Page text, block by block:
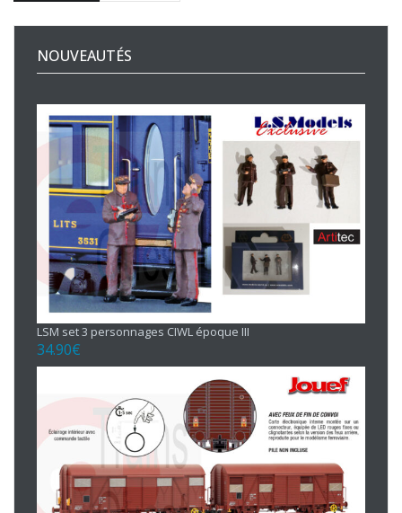
NOUVEAUTÉS
LSM set 3 personnages CIWL époque III
34.90€